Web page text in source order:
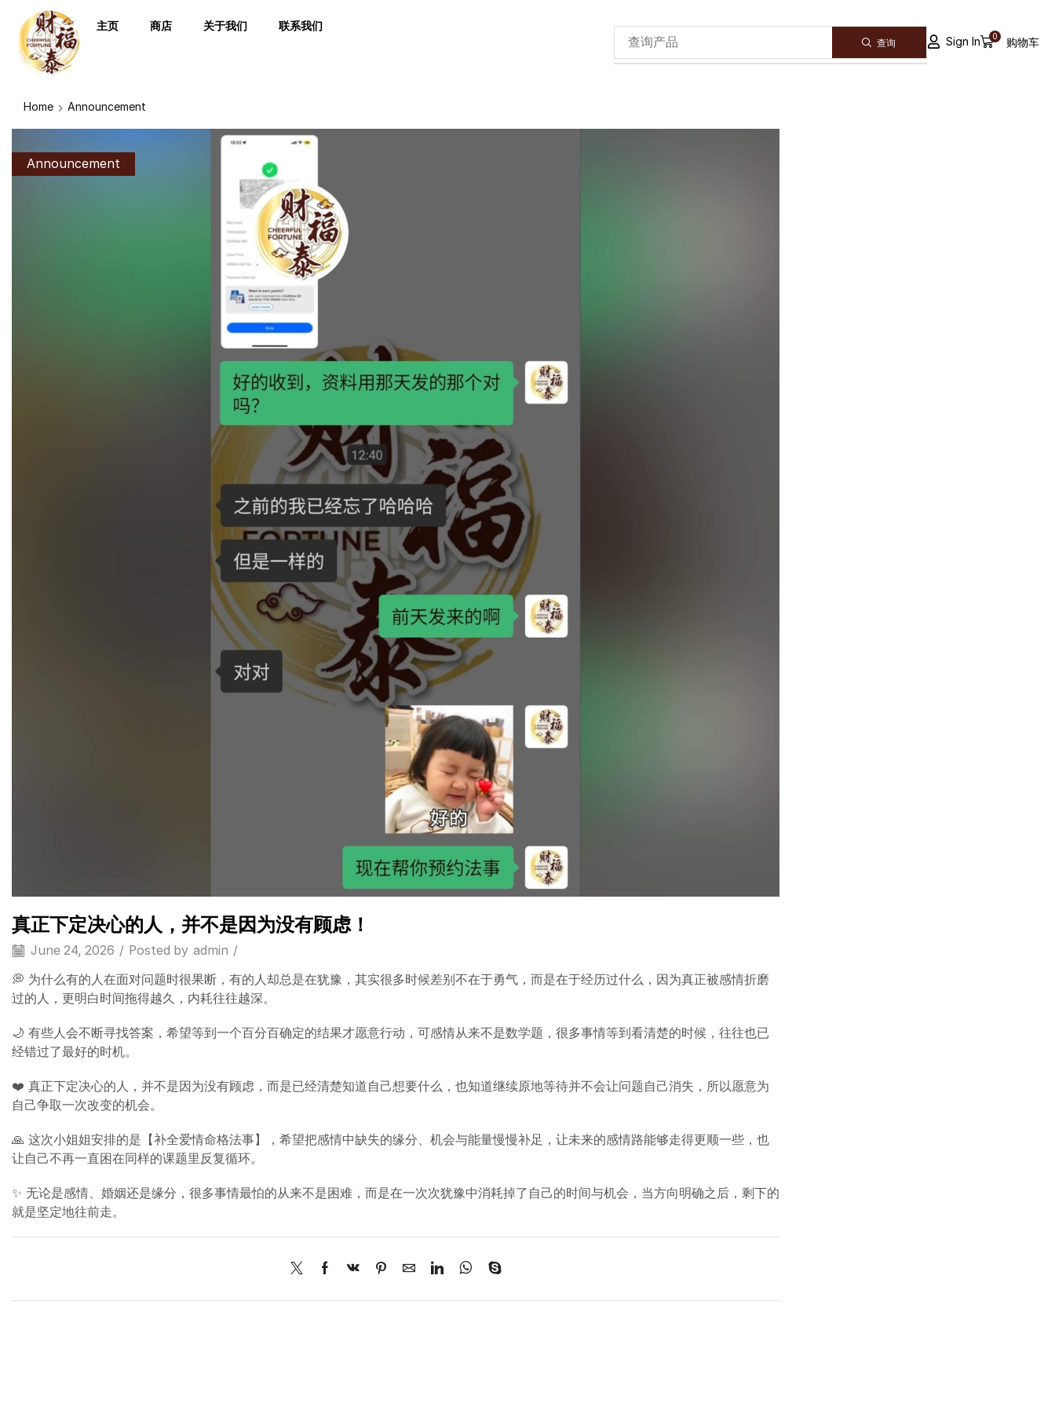
主页 商店 关于我们 联系我们
查询 Sign In 0 购物车
Home Announcement
Announcement
真正下定决心的人，并不是因为没有顾虑！
June 24, 2026 / Posted by admin /
💭 为什么有的人在面对问题时很果断，有的人却总是在犹豫，其实很多时候差别不在于勇气，而是在于经历过什么，因为真正被感情折磨
过的人，更明白时间拖得越久，内耗往往越深。
🌙 有些人会不断寻找答案，希望等到一个百分百确定的结果才愿意行动，可感情从来不是数学题，很多事情等到看清楚的时候，往往也已
经错过了最好的时机。
❤️ 真正下定决心的人，并不是因为没有顾虑，而是已经清楚知道自己想要什么，也知道继续原地等待并不会让问题自己消失，所以愿意为
自己争取一次改变的机会。
🙏 这次小姐姐安排的是【补全爱情命格法事】，希望把感情中缺失的缘分、机会与能量慢慢补足，让未来的感情路能够走得更顺一些，也
让自己不再一直困在同样的课题里反复循环。
✨ 无论是感情、婚姻还是缘分，很多事情最怕的从来不是困难，而是在一次次犹豫中消耗掉了自己的时间与机会，当方向明确之后，剩下的
就是坚定地往前走。